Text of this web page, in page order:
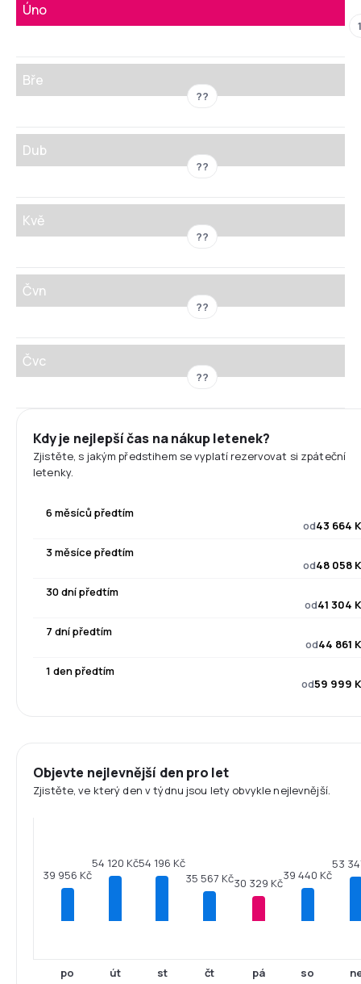
Úno
Bře
??
Dub
??
Kvě
??
Čvn
??
Čvc
??
Kdy je nejlepší čas na nákup letenek?
Zjistěte, s jakým předstihem se vyplatí rezervovat si zpáteční
letenky.
6 měsíců předtím
od43 664
3 měsíce předtím
od48 058
30 dní předtím
od41 304
7 dní předtím
od44 861
1 den předtím
od59 999
Objevte nejlevnější den pro let
Zjistěte, ve který den v týdnu jsou lety obvykle nejlevnější.
39 956 Kč
po
54 120 Kč
út
54 196 Kč
st
35 567 Kč
čt
30 329 Kč
pá
39 440 Kč
so
53